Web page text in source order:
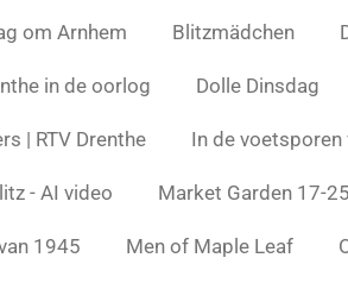
om Arnhem Blitzmädchen
in de oorlog Dolle Dinsdag
| RTV Drenthe In de voetsporen
- AI video Market Garden 17-
1945 Men of Maple Leaf